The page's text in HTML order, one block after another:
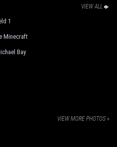
VIEW ALL
1
Minecraft
Bay
VIEW MORE PHOTOS »